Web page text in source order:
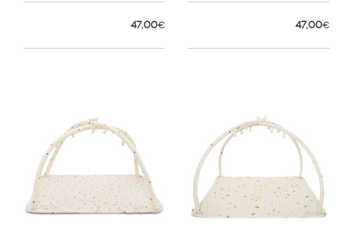
47,00€ 47,00€